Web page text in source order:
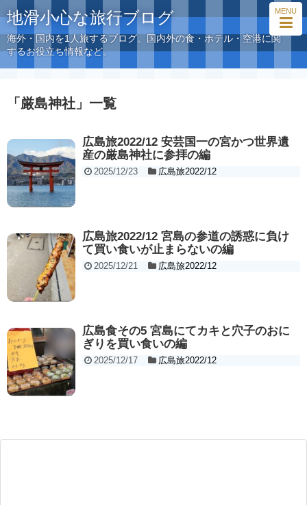
MENU
地滑小心な旅行ブログ
海外・国内を1人旅するブログ。国内外の食・ホテル・空港に関
するお役立ち情報など。
「 厳島神社 」 一覧
広島旅2022/12 安芸国一の宮かつ世界遺
産の厳島神社に参拝の編
2025/12/23 広島旅2022/12
広島旅2022/12 宮島の参道の誘惑に負け
て買い食いが止まらないの編
2025/12/21 広島旅2022/12
広島食その5 宮島にてカキと穴子のおに
ぎりを買い食いの編
2025/12/17 広島旅2022/12